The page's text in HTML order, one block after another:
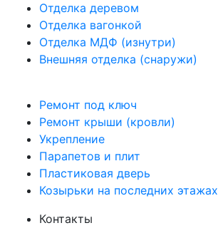
Отделка деревом
Отделка вагонкой
Отделка МДФ (изнутри)
Внешняя отделка (снаружи)
Ремонт под ключ
Ремонт крыши (кровли)
Укрепление
Парапетов и плит
Пластиковая дверь
Козырьки на последних этажах
Контакты